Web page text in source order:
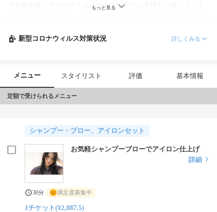
力を最大限に引き出すスタイルをご提案◎お子様と一緒にカット
新型コロナウィルス対策状況 詳しくみる
メニュー スタイリスト 評価 基本情報
定額で受けられるメニュー
シャンプー・ブロー、アイロンセット
お気軽シャンプーブローでアイロン仕上げ
詳細
30分 満足度募集中
1チケット(¥2,887.5)